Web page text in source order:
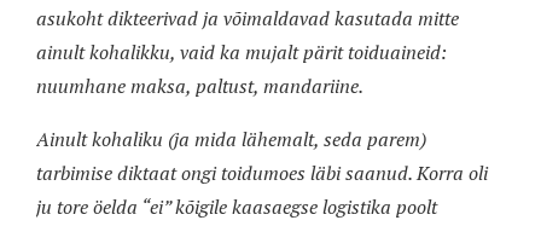
asukoht dikteerivad ja võimaldavad kasutada mitte
ainult kohalikku, vaid ka mujalt pärit toiduaineid:
nuumhane maksa, paltust, mandariine.
Ainult kohaliku (ja mida lähemalt, seda parem)
tarbimise diktaat ongi toidumoes läbi saanud. Korra oli
ju tore öelda “ei” kõigile kaasaegse logistika poolt